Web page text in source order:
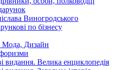
Виногродського
по бізнесу
Мода, Дизайн
видання. Велика енциклопедія